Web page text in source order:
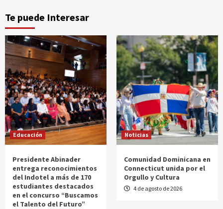
Te puede Interesar
Educación
Presidente Abinader
entrega reconocimientos
del Indotel a más de 170
estudiantes destacados
en el concurso “Buscamos
el Talento del Futuro”
Noticias
Comunidad Dominicana en
Connecticut unida por el
Orgullo y Cultura
4 de agosto de 2026